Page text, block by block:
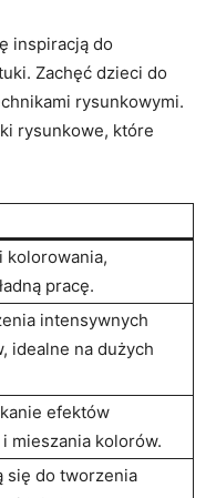
inspiracją do‌
Zachęć dzieci do
⁢rysunkowymi.
rysunkowe, które
kolorowania,
pracę.
intensywnych
idealne na‌ dużych
⁣efektów
mieszania kolorów.
się‍ do tworzenia